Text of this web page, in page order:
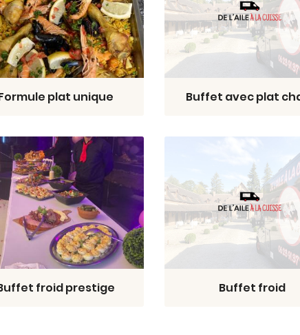
plat unique Buffet avec plat
froid prestige Buffet froid